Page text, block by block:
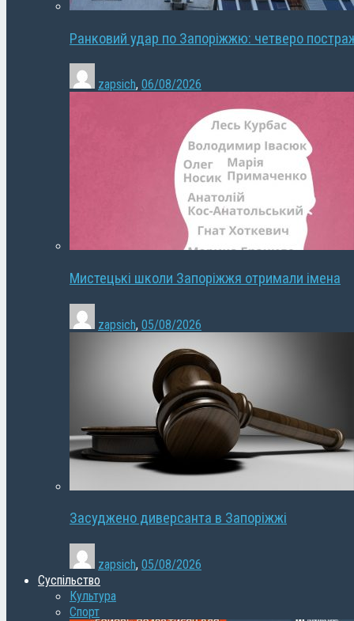
Ранковий удар по Запоріжжю: четверо
zapsich, 06/08/2026
Мистецькі школи Запоріжжя отримали імена
zapsich, 05/08/2026
Засуджено диверсанта в Запоріжжі
zapsich, 05/08/2026
Суспільство
Культура
Спорт